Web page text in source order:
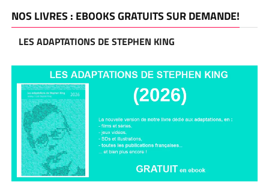
NOS LIVRES : EBOOKS GRATUITS SUR DEMANDE!
LES ADAPTATIONS DE STEPHEN KING